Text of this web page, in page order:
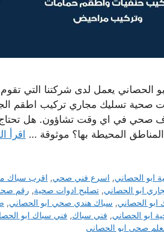
الحصاني يعمل لدى شركتنا التي
صحية تسليك مجاري تركيب اطقم
صحي في اي وقت تشاؤون. هل
المحيطة بها؟ موثوقة … اقرأ
ابو الحصاني, اسرع فني صحي, اقرب سباك
ابو الحصاني, تصليح ادوات صحية, رقم
ابو الحصاني, سباك هندي صحي ابو الحصاني,
ابو الحصاني, فني سباك, فني سباك ابو
صحي ابو الحصاني